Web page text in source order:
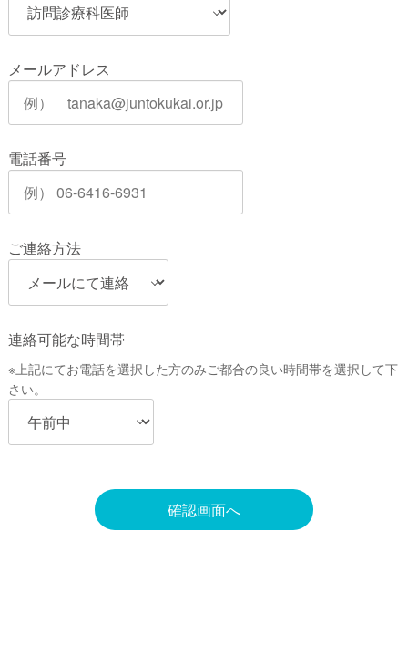
面
で
す。
メールアドレス
電話番号
ご連絡方法
連絡可能な時間帯
※上記にてお電話を選択した方のみご都合の良い時間帯を選択して下
さい。
確認画面へ